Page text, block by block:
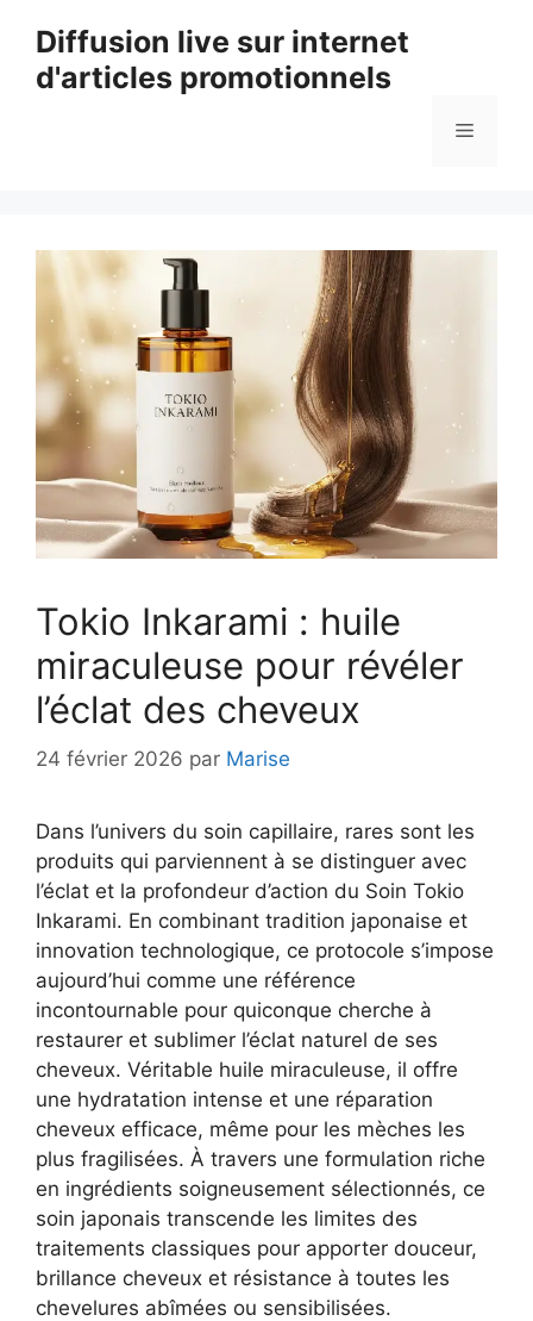
contenu
Diffusion live sur internet
d'articles promotionnels
Menu
Tokio Inkarami : huile
miraculeuse pour révéler
l’éclat des cheveux
24 février 2026 par Marise
Dans l’univers du soin capillaire, rares sont les
produits qui parviennent à se distinguer avec
l’éclat et la profondeur d’action du Soin Tokio
Inkarami. En combinant tradition japonaise et
innovation technologique, ce protocole s’impose
aujourd’hui comme une référence
incontournable pour quiconque cherche à
restaurer et sublimer l’éclat naturel de ses
cheveux. Véritable huile miraculeuse, il offre
une hydratation intense et une réparation
cheveux efficace, même pour les mèches les
plus fragilisées. À travers une formulation riche
en ingrédients soigneusement sélectionnés, ce
soin japonais transcende les limites des
traitements classiques pour apporter douceur,
brillance cheveux et résistance à toutes les
chevelures abîmées ou sensibilisées.